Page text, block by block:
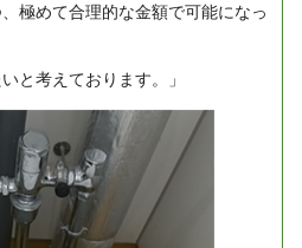
極めて合理的な金額で可能になっ
と考えております。」